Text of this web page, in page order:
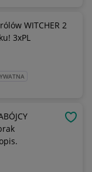
WITCHER 2
3xPL